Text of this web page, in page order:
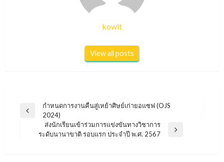
kowit
View all posts
แนะแนว
Previous
กำหนดการงานคืนสู่เหย้าศิษย์เก่ายอแซฟ (OJS
2024)
Next
ส่งนักเรียนเข้าร่วมการแข่งขันทางวิชาการ
ระดับนานาขาติ รอบแรก ประจำปี พ.ศ. 2567